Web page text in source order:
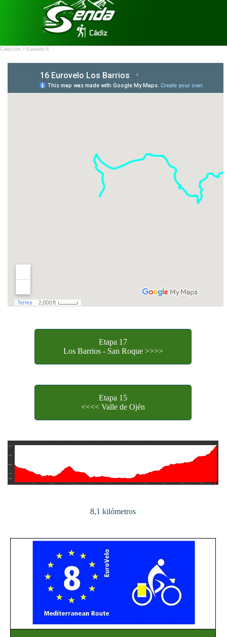
Vaya al Contenido
Saltar menú
Colección > Eurovelo 8
Etapa 17
Los Barrios - San Roque >>>>
Etapa 15
<<<< Valle de Ojén
8,1 kilómetros